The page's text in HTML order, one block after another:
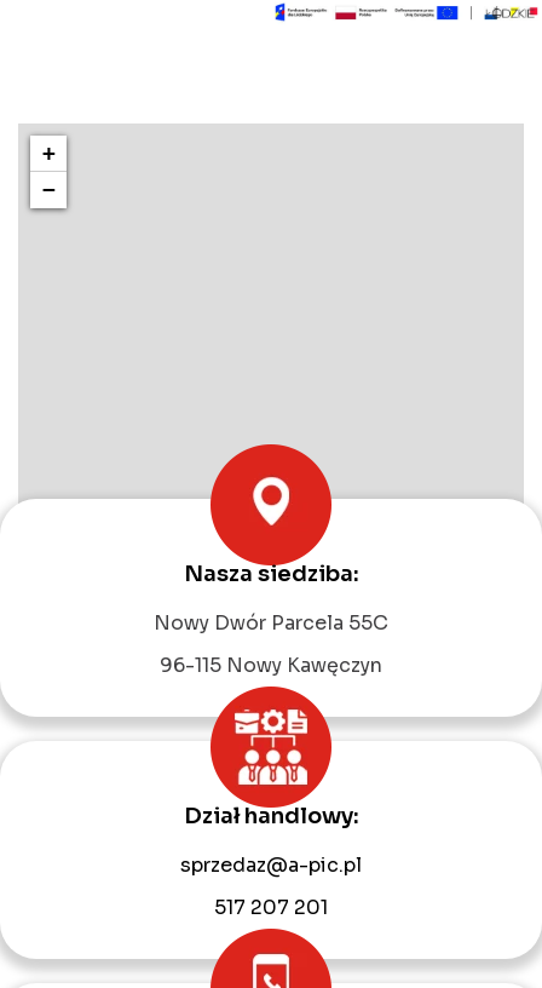
+
−
Nasza siedziba:
Nowy Dwór Parcela 55C
96-115 Nowy Kawęczyn
Dział handlowy:
sprzedaz@a-pic.pl
517 207 201